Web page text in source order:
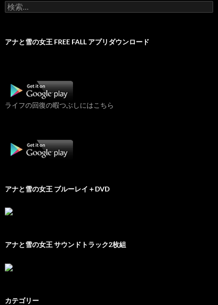
検
索:
アナと雪の女王 FREE FALL アプリダウンロード
ライフの回復の暇つぶしにはこちら
アナと雪の女王 ブルーレイ＋DVD
アナと雪の女王 サウンドトラック2枚組
カテゴリー